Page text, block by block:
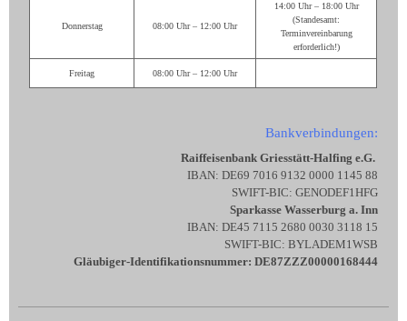
Donnerstag 08:00 Uhr – 12:00 Uhr
14:00 Uhr – 18:00 Uhr
(Standesamt:
Terminvereinbarung
erforderlich!)
Freitag 08:00 Uhr – 12:00 Uhr
Bankverbindungen:
Raiffeisenbank Griesstätt-Halfing e.G.
IBAN: DE69 7016 9132 0000 1145 88
SWIFT-BIC: GENODEF1HFG
Sparkasse Wasserburg a. Inn
IBAN: DE45 7115 2680 0030 3118 15
SWIFT-BIC: BYLADEM1WSB
Gläubiger-Identifikationsnummer: DE87ZZZ00000168444